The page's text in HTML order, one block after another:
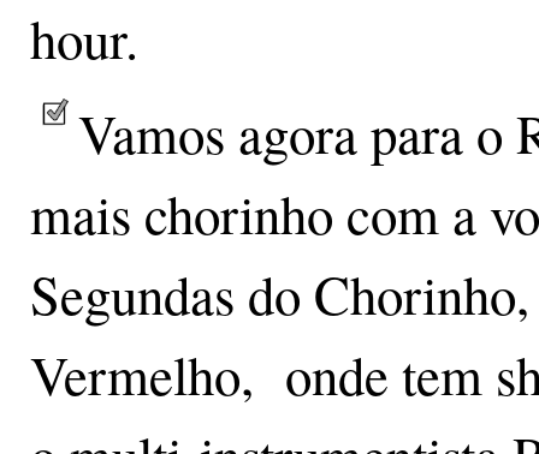
hour.
Vamos agora para o
mais chorinho com a
Segundas do
Vermelho, onde tem